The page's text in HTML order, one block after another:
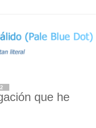
que he